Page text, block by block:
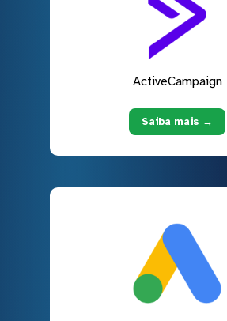
ActiveCampaign
Saiba mais →